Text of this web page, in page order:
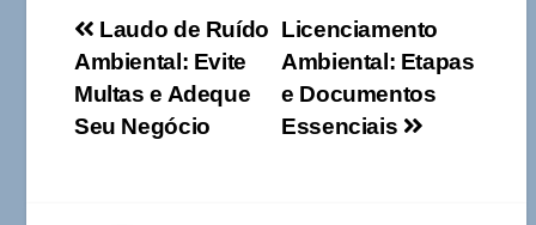
Navegação
de
Post
Licenciamento
Ambiental: Etapas
e Documentos
Essenciais
Laudo de Ruído
Ambiental: Evite
Multas e Adeque
Seu Negócio